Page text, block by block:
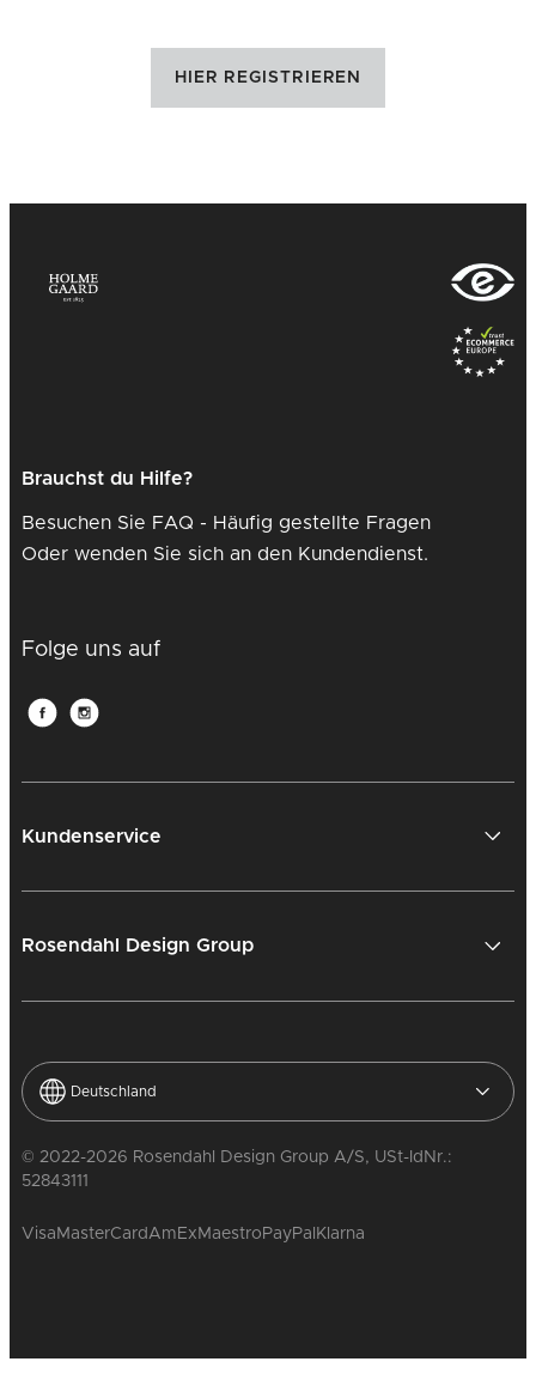
HIER REGISTRIEREN
Brauchst du Hilfe?
Besuchen Sie FAQ - Häufig gestellte Fragen
Oder wenden Sie sich an den Kundendienst.
Folge uns auf
Kundenservice
Rosendahl Design Group
© 2022-2026 Rosendahl Design Group A/S, USt-IdNr.:
52843111
Visa MasterCard AmEx Maestro PayPal Klarna
Deutschland